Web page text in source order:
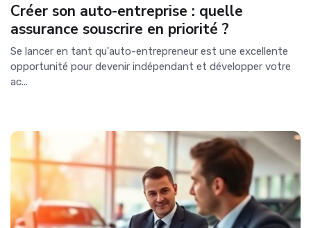
Créer son auto-entreprise : quelle
assurance souscrire en priorité ?
Se lancer en tant qu'auto-entrepreneur est une excellente
opportunité pour devenir indépendant et développer votre
ac...